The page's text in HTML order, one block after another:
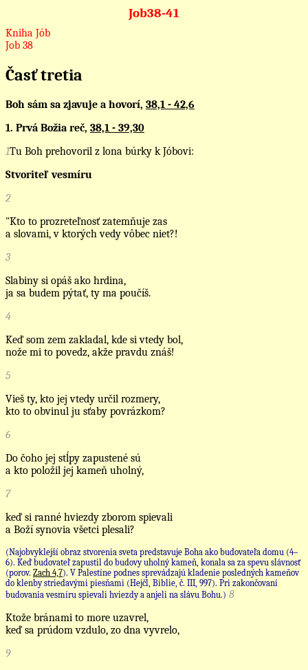
Job38-41
Kniha Jób
Job 38
Časť tretia
Boh sám sa zjavuje a hovorí, 38,1 - 42,6
1. Prvá Božia reč, 38,1 - 39,30
1Tu Boh prehovoril z lona búrky k Jóbovi:
Stvoriteľ vesmíru
2
"Kto to prozreteľnosť zatemňuje zas
a slovami, v ktorých vedy vôbec niet?!
3
Slabiny si opáš ako hrdina,
ja sa budem pýtať, ty ma poučíš.
4
Keď som zem zakladal, kde si vtedy bol,
nože mi to povedz, akže pravdu znáš!
5
Vieš ty, kto jej vtedy určil rozmery,
kto to obvinul ju sťaby povrázkom?
6
Do čoho jej stĺpy zapustené sú
a kto položil jej kameň uholný,
7
keď si ranné hviezdy zborom spievali
a Boží synovia všetci plesali?
(Najobvyklejší obraz stvorenia sveta predstavuje Boha ako budovateľa domu (4–
6). Keď budovateľ zapustil do budovy uholný kameň, konala sa za spevu slávnosť
(porov. Zach 4,7). V Palestíne podnes sprevádzajú kladenie posledných kameňov
do klenby striedavými piesňami (Hejčl, Biblie, č. III, 997). Pri zakončovaní
budovania vesmíru spievali hviezdy a anjeli na slávu Bohu.) 8
Ktože bránami to more uzavrel,
keď sa prúdom vzdulo, zo dna vyvrelo,
9